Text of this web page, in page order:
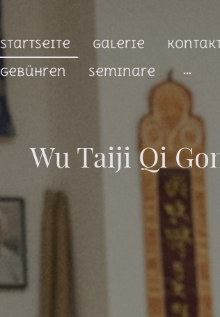
Startseite Galerie
Gebühren
Seminare
Wu Taiji Qi